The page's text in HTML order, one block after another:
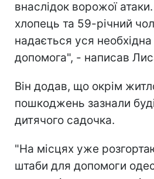
внаслідок ворожої
хлопець та 59-річний
надається уся
допомога", - написав
Він додав, що окрім
пошкоджень зазнали
дитячого садочка.
"На місцях уже
штаби для допомоги